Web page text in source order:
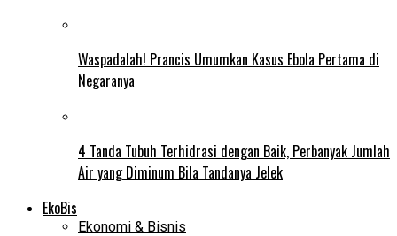
Waspadalah! Prancis Umumkan Kasus Ebola Pertama di
Negaranya
4 Tanda Tubuh Terhidrasi dengan Baik, Perbanyak Jumlah
Air yang Diminum Bila Tandanya Jelek
EkoBis
Ekonomi & Bisnis